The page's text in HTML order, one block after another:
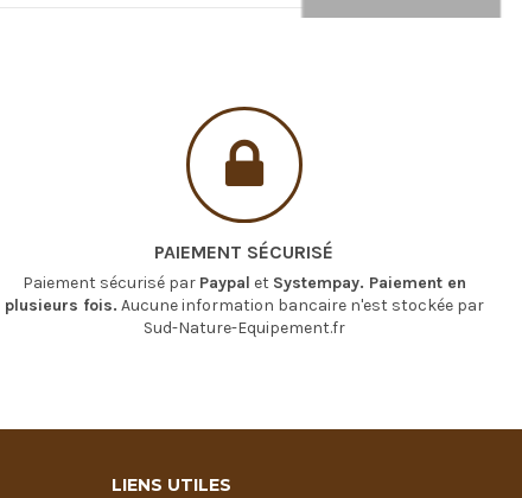
PAIEMENT SÉCURISÉ
Paiement sécurisé par Paypal et Systempay. Paiement en
plusieurs fois. Aucune information bancaire n'est stockée par
Sud-Nature-Equipement.fr
LIENS UTILES